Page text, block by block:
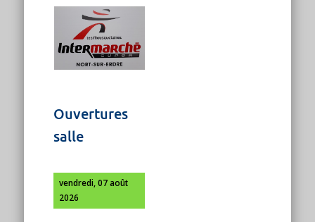
Ouvertures
salle
vendredi, 07 août
2026